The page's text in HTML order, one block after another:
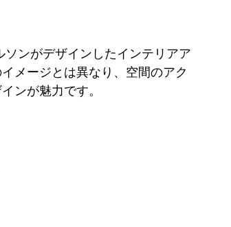
ソンがデザインしたインテリアア
メージとは異なり、空間のアク
ンが魅力です。